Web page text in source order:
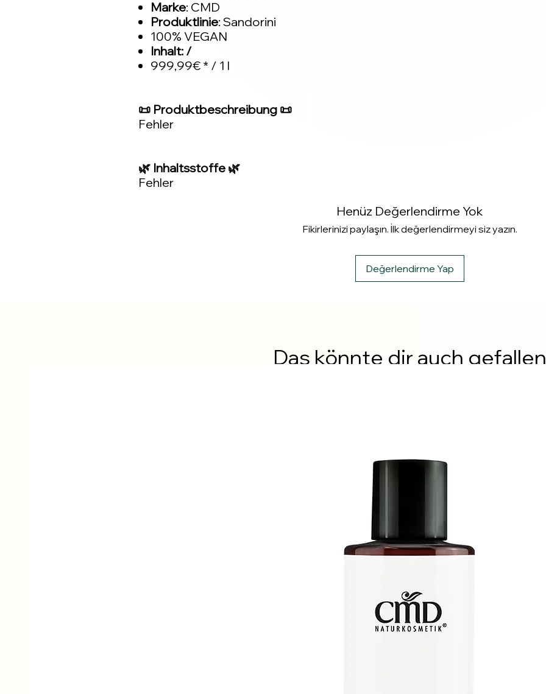
Marke: CMD
Produktlinie: Sandorini
100% VEGAN
Inhalt: /
999,99€ * / 1 l
📜 Produktbeschreibung 📜
Fehler
🌿 Inhaltsstoffe 🌿
Fehler
Henüz Değerlendirme Yok
Fikirlerinizi paylaşın. İlk değerlendirmeyi siz yazın.
Değerlendirme Yap
Das könnte dir auch gefallen